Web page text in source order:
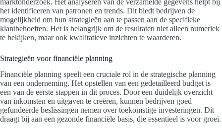
het identificeren van patronen en trends. Dit biedt bedrijven de
mogelijkheid om hun strategieën aan te passen aan de specifieke
klantbehoeften. Het is belangrijk om de resultaten niet alleen numeriek
te bekijken, maar ook kwalitatieve inzichten te waarderen.
Strategieën voor financiële planning
Financiële planning speelt een cruciale rol in de strategische planning
van een onderneming. Het opstellen van een gedetailleerd budget is
een van de eerste stappen in dit proces. Door een duidelijk overzicht
van inkomsten en uitgaven te creëren, kunnen bedrijven goed
gefundeerde beslissingen nemen over toekomstige investeringen. Dit
draagt bij aan een gezonde financiële basis, die essentieel is voor groei.